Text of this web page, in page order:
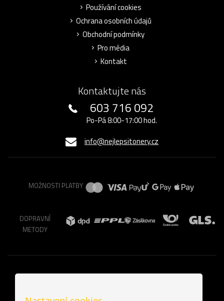
Používání cookies
Ochrana osobních údajů
Obchodní podmínky
Pro média
Kontakt
Kontaktujte nás
603 716 092
Po-Pá 8:00-17:00 hod.
info@nejlepsitonery.cz
MOŽNOSTI PLATBY
DOPRAVNÍ
METODY